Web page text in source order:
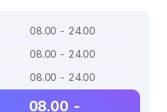
08.00 - 24.00
08.00 - 24.00
08.00 - 24.00
08.00 -